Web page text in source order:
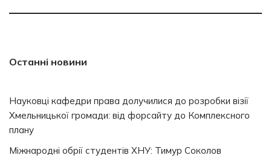
Останні новини
Науковці кафедри права долучилися до розробки візії
Хмельницької громади: від форсайту до Комплексного
плану
Міжнародні обрії студентів ХНУ: Тимур Соколов